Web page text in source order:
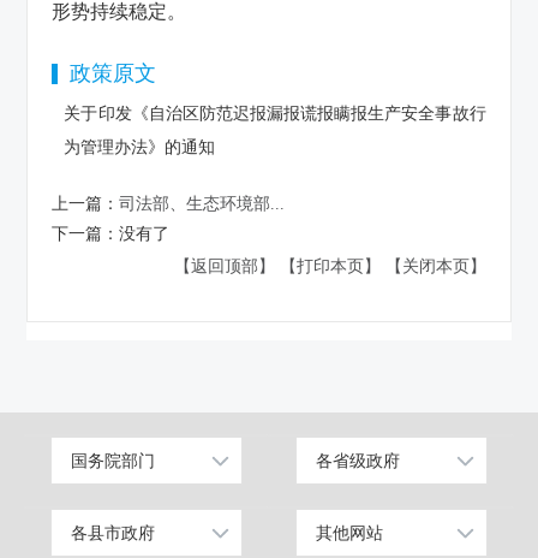
形势持续稳定。
政策原文
关于印发《自治区防范迟报漏报谎报瞒报生产安全事故行
为管理办法》的通知
上一篇：司法部、生态环境部...
下一篇：没有了
【返回顶部】
【打印本页】 【关闭本页】
国务院部门
公安部
工业和信息化部
各省级政府
北京
上海
各县市政府
昌吉市
其他网站
中国昌吉网